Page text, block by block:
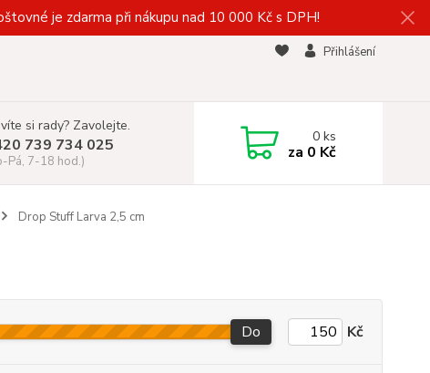
je zdarma při nákupu nad 10 000 Kč s DPH!
Přihlášení
si rady? Zavolejte.
739 734 025
Pá, 7-18 hod.)
0ks
za 0 Kč
Drop Stuff Larva 2,5 cm
Do Kč